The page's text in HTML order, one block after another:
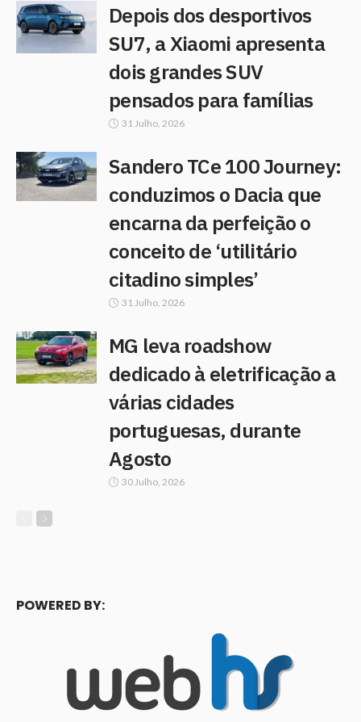
Depois dos desportivos
SU7, a Xiaomi apresenta
dois grandes SUV
pensados para famílias
31 Julho, 2026
Sandero TCe 100 Journey:
conduzimos o Dacia que
encarna da perfeição o
conceito de ‘utilitário
citadino simples’
31 Julho, 2026
MG leva roadshow
dedicado à eletrificação a
várias cidades
portuguesas, durante
Agosto
30 Julho, 2026
POWERED BY: